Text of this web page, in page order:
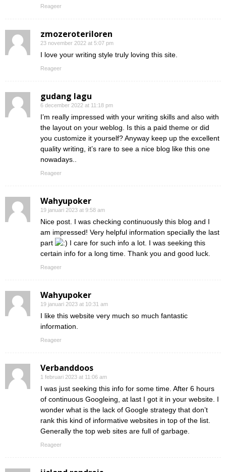
Reageer
zmozeroteriloren
23 november 2022 at 5:07 pm
I love your writing style truly loving this site.
Reageer
gudang lagu
6 december 2022 at 11:18 pm
I’m really impressed with your writing skills and also with
the layout on your weblog. Is this a paid theme or did
you customize it yourself? Anyway keep up the excellent
quality writing, it’s rare to see a nice blog like this one
nowadays..
Reageer
Wahyupoker
19 januari 2023 at 9:58 am
Nice post. I was checking continuously this blog and I
am impressed! Very helpful information specially the last
part
I care for such info a lot. I was seeking this
certain info for a long time. Thank you and good luck.
Reageer
Wahyupoker
19 januari 2023 at 10:31 am
I like this website very much so much fantastic
information.
Reageer
Verbanddoos
1 februari 2023 at 11:06 am
I was just seeking this info for some time. After 6 hours
of continuous Googleing, at last I got it in your website. I
wonder what is the lack of Google strategy that don’t
rank this kind of informative websites in top of the list.
Generally the top web sites are full of garbage.
Reageer